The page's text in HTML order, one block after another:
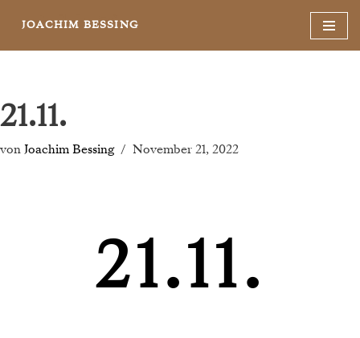
JOACHIM BESSING
21.11.
von Joachim Bessing November 21, 2022
21.11.